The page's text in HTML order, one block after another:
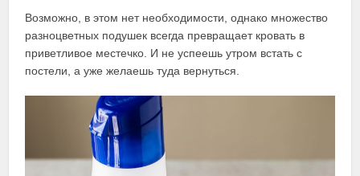
Возможно, в этом нет необходимости, однако множество
разноцветных подушек всегда превращает кровать в
приветливое местечко. И не успеешь утром встать с
постели, а уже желаешь туда вернуться.